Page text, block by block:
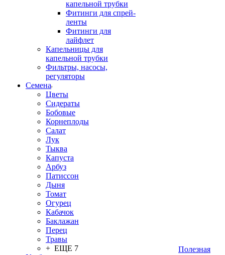
капельной трубки
Фитинги для спрей-
ленты
Фитинги для
лайфлет
Капельницы для
капельной трубки
Фильтры, насосы,
регуляторы
Семена
Цветы
Сидераты
Бобовые
Корнеплоды
Салат
Лук
Тыква
Капуста
Арбуз
Патиссон
Дыня
Томат
Огурец
Кабачок
Баклажан
Перец
Травы
+ ЕЩЕ 7
Полезная